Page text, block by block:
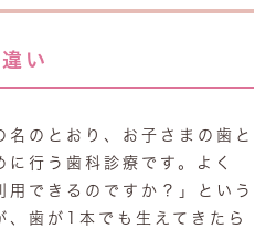
い
名のとおり、お子さまの歯と
行う歯科診療です。よく
用できるのですか？」という
、歯が1本でも生えてきたら